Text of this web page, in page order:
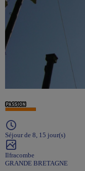
Séjour de 8, 15 jour(s)
Ilfracombe
GRANDE BRETAGNE